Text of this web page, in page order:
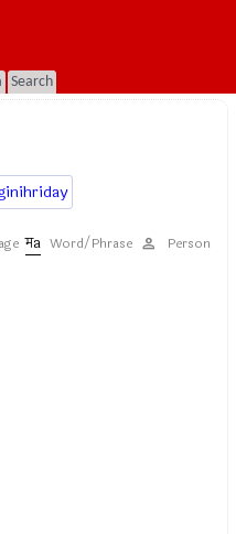
Search
Word/Phrase Person